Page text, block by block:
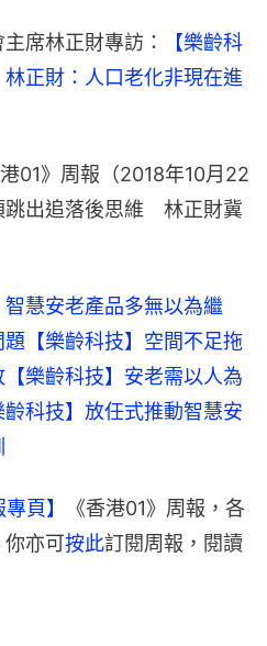
席林正財專訪：
【樂齡科
正財：人口老化非現在進
01》周報（2018年10月22
出追落後思維　林正財冀
智慧安老產品多無以為繼
題 【樂齡科技】空間不足拖
【樂齡科技】安老需以人為
齡科技】放任式推動智慧安
專頁】
《香港01》周報，各
亦可按此訂閱周報，閱讀